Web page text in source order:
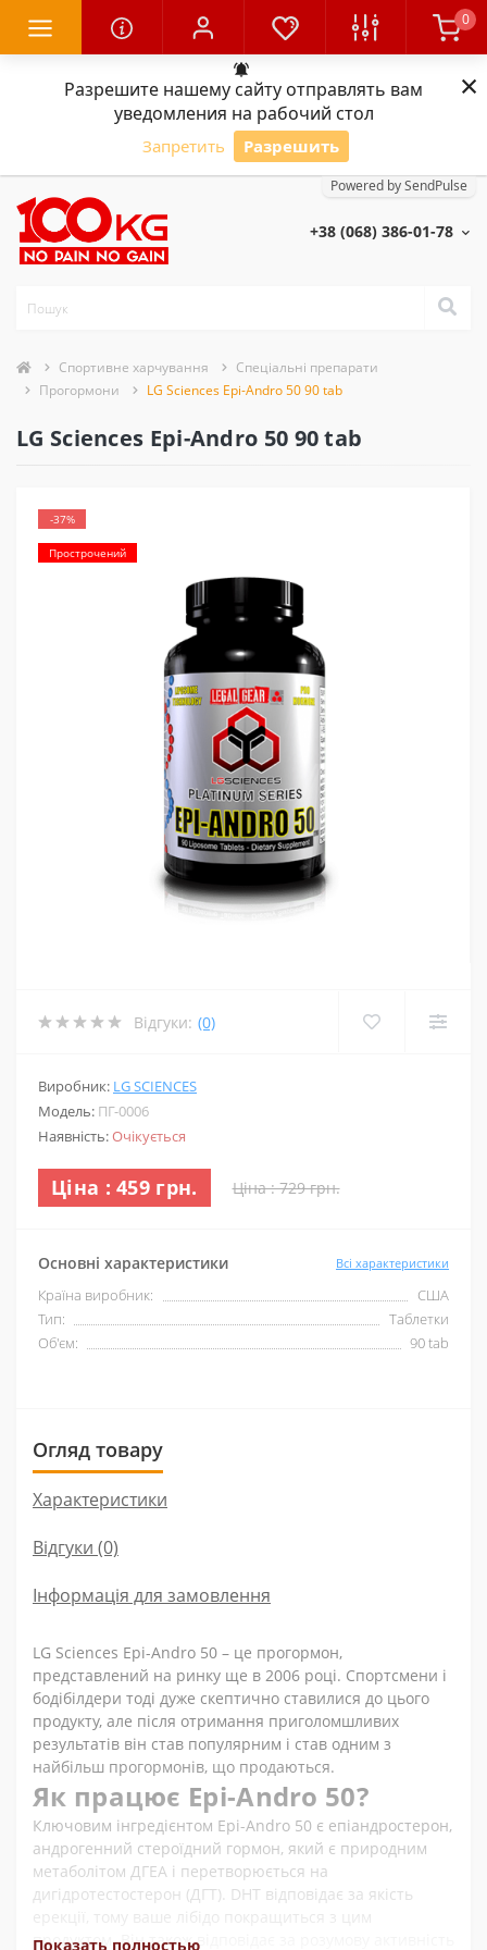
Разрешите нашему сайту отправлять вам
уведомления на рабочий стол
Запретить Разрешить
Powered by SendPulse
×
0
+38 (068) 386-01-78
Спортивне харчування
Спеціальні препарати
Прогормони
LG Sciences Epi-Andro 50 90 tab
LG Sciences Epi-Andro 50 90 tab
-37%
Прострочений
Відгуки: (0)
Виробник: LG SCIENCES
Модель: ПГ-0006
Наявність:Очікується
Ціна : 459 грн. Ціна : 729 грн.
Основні характеристики Всі характеристики
Країна виробник:
США
Тип:
Таблетки
Об'єм:
90 tab
Огляд товару
Характеристики
Відгуки (0)
Інформація для замовлення
LG Sciences Epi-Andro 50 – це прогормон,
представлений на ринку ще в 2006 році. Спортсмени і
бодібілдери тоді дуже скептично ставилися до цього
продукту, але після отримання приголомшливих
результатів він став популярним і став одним з
найбільш прогормонів, що продаються.
Як працює Epi-Andro 50?
Ключовим інгредієнтом Epi-Andro 50 є епіандростерон,
андрогенний стероїдний гормон, який є природним
метаболітом ДГЕА і перетворюється на
дигідротестостерон (ДГТ). DHT відповідає за якість
продуктом. Він також відповідає за розумову активність
Показать полностью